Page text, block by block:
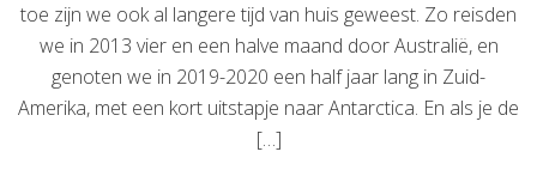
toe zijn we ook al langere tijd van huis geweest. Zo reisden
we in 2013 vier en een halve maand door Australië, en
genoten we in 2019-2020 een half jaar lang in Zuid-
Amerika, met een kort uitstapje naar Antarctica. En als je de
[…]